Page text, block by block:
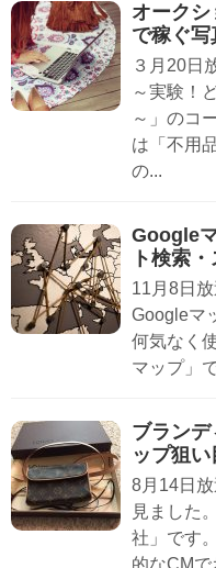
オーク
で稼ぐ
３月20日
～実験！
～」のコ
は「不用
の...
Google
ト検索
11月8日
Googleマ
何気なく
マップ」
ブラン
ップ狙
8月14日
見ました
社」です
的なCMで